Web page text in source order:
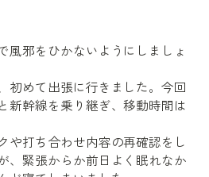
風邪をひかないようにしましょ
初めて出張に行きました。今回
新幹線を乗り継ぎ、移動時間は
や打ち合わせ内容の再確認をし
、緊張からか前日よく眠れなか